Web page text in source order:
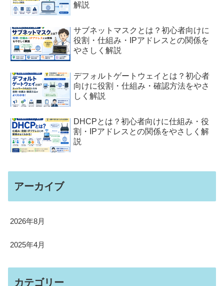
解説
サブネットマスクとは？初心者向けに
役割・仕組み・IPアドレスとの関係を
やさしく解説
デフォルトゲートウェイとは？初心者
向けに役割・仕組み・確認方法をやさ
しく解説
DHCPとは？初心者向けに仕組み・役
割・IPアドレスとの関係をやさしく解
説
アーカイブ
2026年8月
2025年4月
カテゴリー